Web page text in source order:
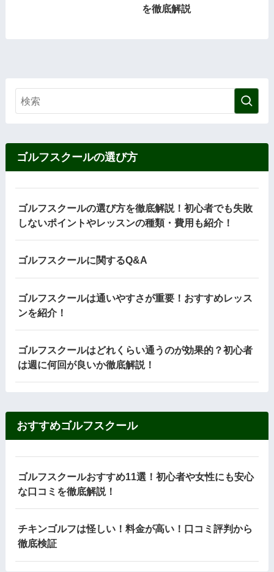
を徹底解説
ゴルフスクールの選び方
ゴルフスクールの選び方を徹底解説！初心者でも失敗
しないポイントやレッスンの種類・費用も紹介！
ゴルフスクールに関するQ&A
ゴルフスクールは通いやすさが重要！おすすめレッス
ンを紹介！
ゴルフスクールはどれくらい通うのが効果的？初心者
は週に何回が良いか徹底解説！
おすすめゴルフスクール
ゴルフスクールおすすめ11選！初心者や女性にも安心
な口コミを徹底解説！
チキンゴルフは怪しい！料金が高い！口コミ評判から
徹底検証